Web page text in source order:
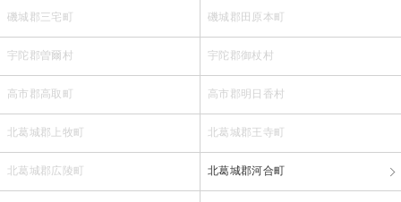
磯城郡三宅町 磯城郡田原本町
宇陀郡曽爾村 宇陀郡御杖村
高市郡高取町 高市郡明日香村
北葛城郡上牧町 北葛城郡王寺町
北葛城郡広陵町 北葛城郡河合町